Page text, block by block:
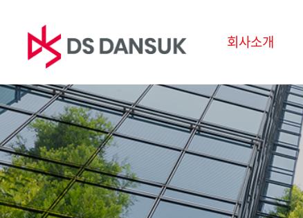
회사소개
회사소개
CEO 인사말
경영이념
CI
사업영역
바이오에너지
배터리 리사이클
플라스틱 리사이클
지
ESG
환경
사회